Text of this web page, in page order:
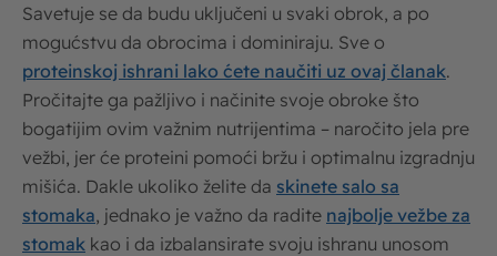
Savetuje se da budu uključeni u svaki obrok, a po
mogućstvu da obrocima i dominiraju. Sve o
proteinskoj ishrani lako ćete naučiti uz ovaj članak.
Pročitajte ga pažljivo i načinite svoje obroke što
bogatijim ovim važnim nutrijentima – naročito jela pre
vežbi, jer će proteini pomoći bržu i optimalnu izgradnju
mišića. Dakle ukoliko želite da skinete salo sa
stomaka , jednako je važno da radite najbolje vežbe za
stomak kao i da izbalansirate svoju ishranu unosom